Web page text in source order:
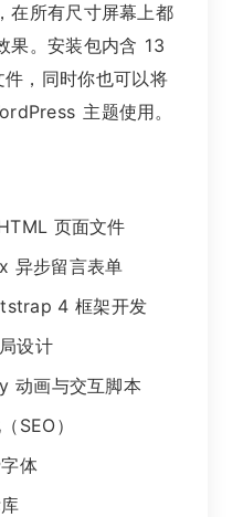
在所有尺寸屏幕上都
果。安装包内含 13
，同时你也可以将
主题使用。
页面文件
异步留言表单
4 框架开发
设计
动画与交互脚本
SEO）
体